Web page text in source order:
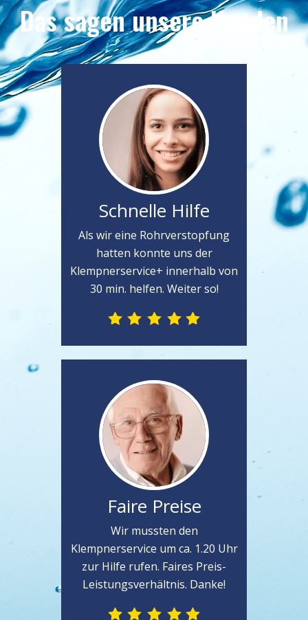
Das sagen unsere Kunden
Schnelle Hilfe
Als wir eine Rohrverstopfung
hatten konnte uns der
Klempnerservice+ innerhalb von
30 min. helfen. Weiter so!
Faire Preise
Wir mussten den
Klempnerservice um ca. 1.20 Uhr
zur Hilfe rufen. Faires Preis-
Leistungsverhältnis. Danke!